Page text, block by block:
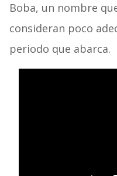
Boba, un nombre
consideran poco
periodo que abarca.